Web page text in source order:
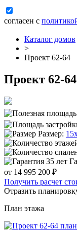
согласен с
Каталог домов
>
Проект 62-64
Проект 62-64
Размер:
от 14 995 200 ₽
Получить расчет
Отразить
План этажа